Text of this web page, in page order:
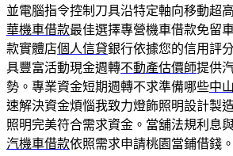
並電腦指令控制刀具沿特定軸向移動超
華機車借款最佳選擇專營機車借款免留
款實體店個人信貸銀行依據您的信用評
具豐富活動現金週轉不動產估價師提供
勢。專業資金短期週轉不求準備哪些中
速解決資金煩惱我致力燈飾照明設計製
照明完美符合需求資金。當舖法規利息
汽機車借款依照需求申請桃園當鋪借錢。